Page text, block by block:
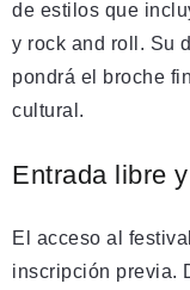
de estilos que
y rock and roll. Su
pondrá el broche
cultural.
Entrada libre
El acceso al
inscripción previa.